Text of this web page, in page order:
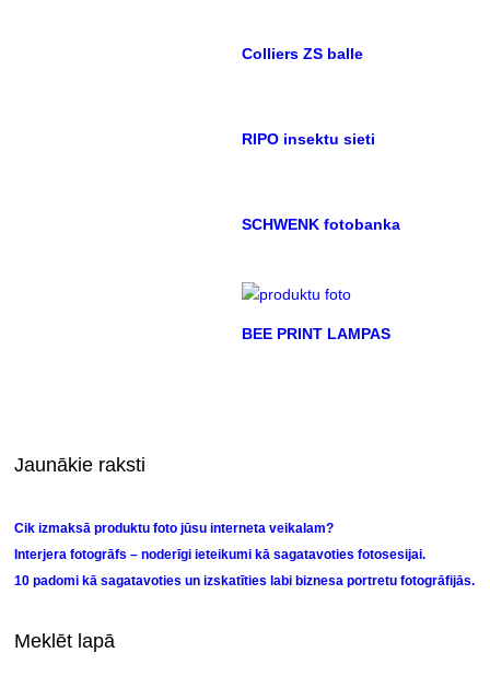
Colliers ZS balle
RIPO insektu sieti
SCHWENK fotobanka
BEE PRINT LAMPAS
Jaunākie raksti
Cik izmaksā produktu foto jūsu interneta veikalam?
Interjera fotogrāfs – noderīgi ieteikumi kā sagatavoties fotosesijai.
10 padomi kā sagatavoties un izskatīties labi biznesa portretu fotogrāfijās.
Meklēt lapā